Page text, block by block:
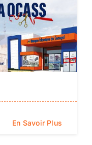
En Savoir Plus